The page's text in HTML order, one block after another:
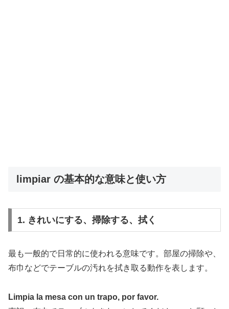
limpiar の基本的な意味と使い方
1. きれいにする、掃除する、拭く
最も一般的で日常的に使われる意味です。部屋の掃除や、
布巾などでテーブルの汚れを拭き取る動作を表します。
Limpia la mesa con un trapo, por favor.